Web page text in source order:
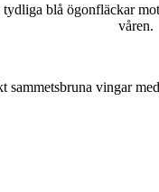
blå ögonfläckar
våren.
vingar